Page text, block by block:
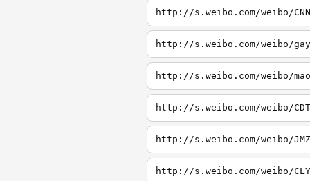
http://s.weibo.com/weibo/CNN
http://s.weibo.com/weibo/gay
http://s.weibo.com/weibo/mao
http://s.weibo.com/weibo/CDT
http://s.weibo.com/weibo/JMZ
http://s.weibo.com/weibo/CLY